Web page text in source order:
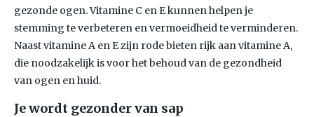
gezonde ogen. Vitamine C en E kunnen helpen je
stemming te verbeteren en vermoeidheid te verminderen.
Naast vitamine A en E zijn rode bieten rijk aan vitamine A,
die noodzakelijk is voor het behoud van de gezondheid
van ogen en huid.
Je wordt gezonder van sap